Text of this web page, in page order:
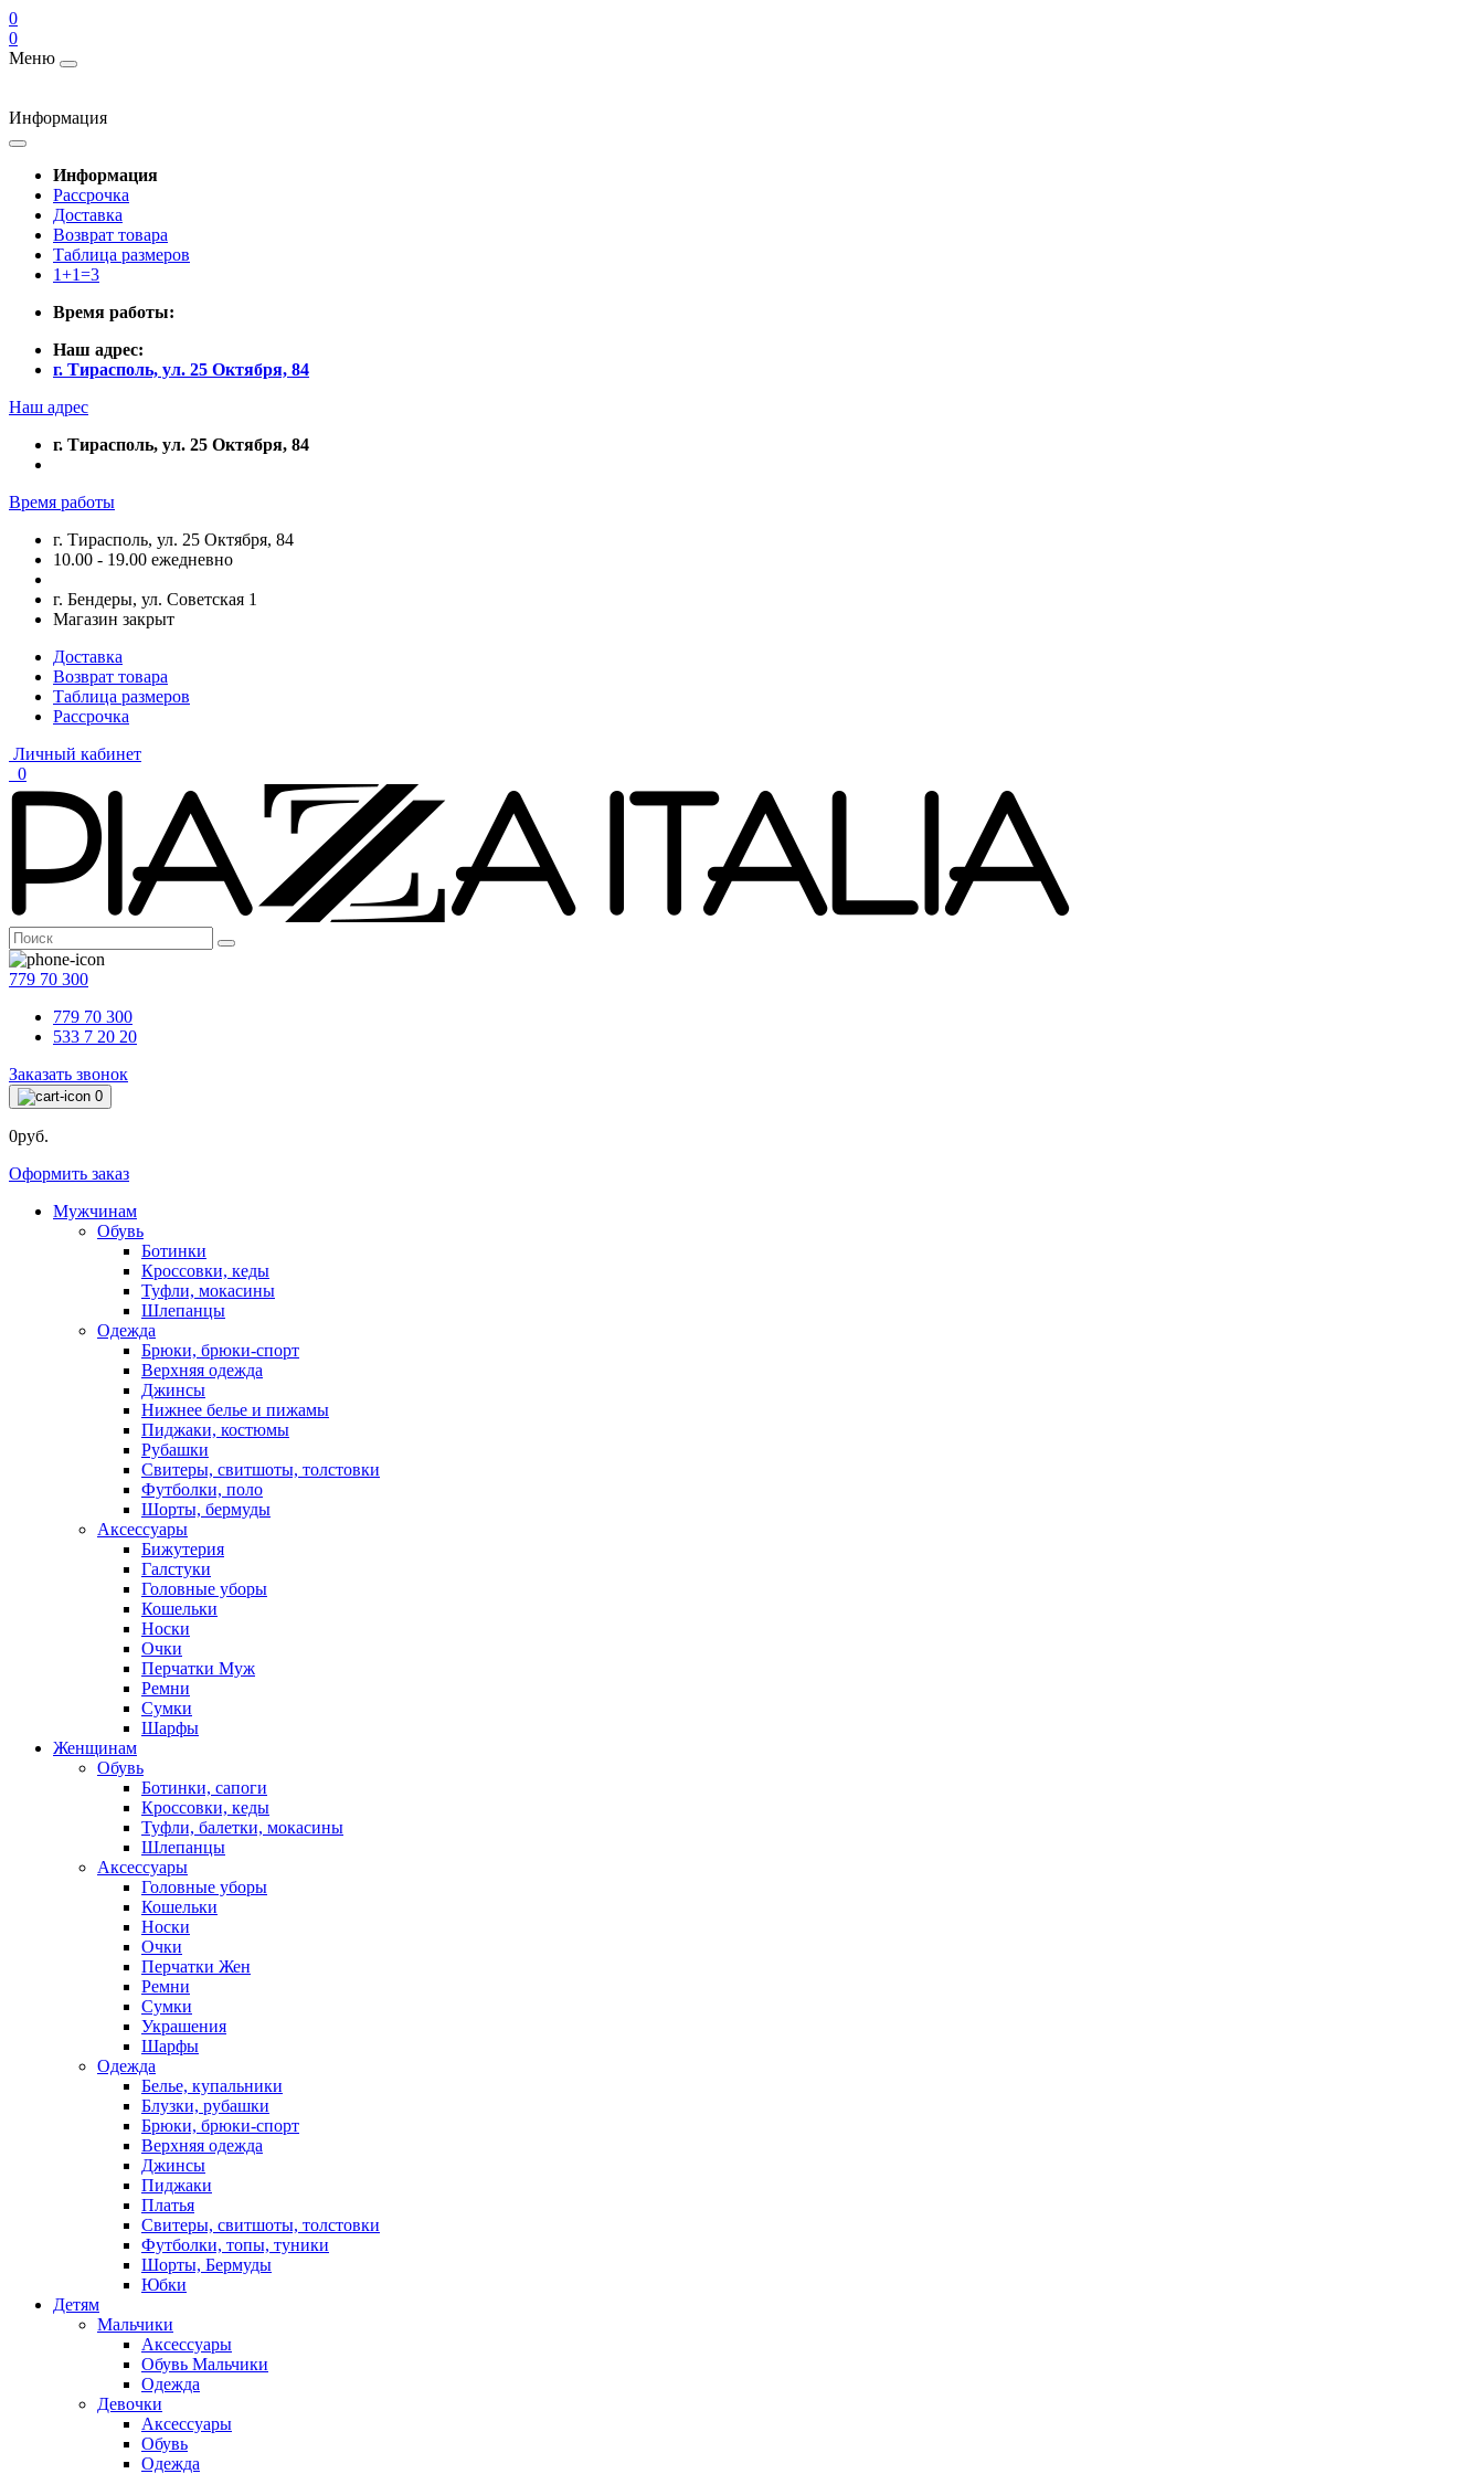
0
0
Меню
Информация
Информация
Рассрочка
Доставка
Возврат товара
Таблица размеров
1+1=3
Время работы:
Наш адрес:
г. Тирасполь, ул. 25 Октября, 84
Наш адрес
г. Тирасполь, ул. 25 Октября, 84
Время работы
г. Тирасполь, ул. 25 Октября, 84
10.00 - 19.00 ежедневно
г. Бендеры, ул. Советская 1
Магазин закрыт
Доставка
Возврат товара
Таблица размеров
Рассрочка
Личный кабинет
0
779 70 300
779 70 300
533 7 20 20
Заказать звонок
0
0руб.
Оформить заказ
Мужчинам
Обувь
Ботинки
Кроссовки, кеды
Туфли, мокасины
Шлепанцы
Одежда
Брюки, брюки-спорт
Верхняя одежда
Джинсы
Нижнее белье и пижамы
Пиджаки, костюмы
Рубашки
Свитеры, свитшоты, толстовки
Футболки, поло
Шорты, бермуды
Аксессуары
Бижутерия
Галстуки
Головные уборы
Кошельки
Носки
Очки
Перчатки Муж
Ремни
Сумки
Шарфы
Женщинам
Обувь
Ботинки, сапоги
Кроссовки, кеды
Туфли, балетки, мокасины
Шлепанцы
Аксессуары
Головные уборы
Кошельки
Носки
Очки
Перчатки Жен
Ремни
Сумки
Украшения
Шарфы
Одежда
Белье, купальники
Блузки, рубашки
Брюки, брюки-спорт
Верхняя одежда
Джинсы
Пиджаки
Платья
Свитеры, свитшоты, толстовки
Футболки, топы, туники
Шорты, Бермуды
Юбки
Детям
Мальчики
Аксессуары
Обувь Мальчики
Одежда
Девочки
Аксессуары
Обувь
Одежда